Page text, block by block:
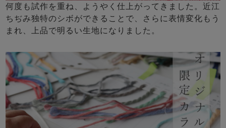
何度も試作を重ね、ようやく仕上がってきました。近江
ちぢみ独特のシボができることで、さらに表情変化もう
まれ、上品で明るい生地になりました。